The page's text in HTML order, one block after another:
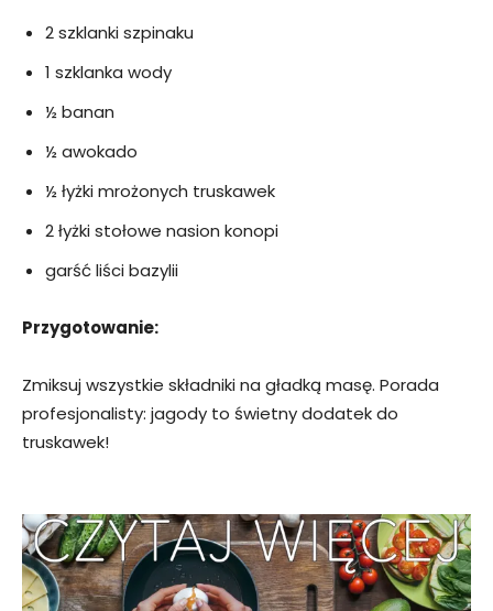
2 szklanki szpinaku
1 szklanka wody
½ banan
½ awokado
½ łyżki mrożonych truskawek
2 łyżki stołowe nasion konopi
garść liści bazylii
Przygotowanie:
Zmiksuj wszystkie składniki na gładką masę. Porada
profesjonalisty: jagody to świetny dodatek do
truskawek!